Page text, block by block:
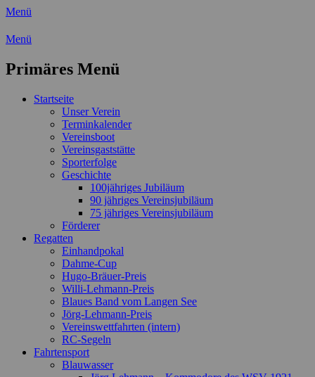
Menü
Wassersport-Verein 1921 e.V.
Freizeit mit der ganzen Familie
Menü
Primäres Menü
Zum
Startseite
Unser Verein
Terminkalender
Vereinsboot
Vereinsgaststätte
Sporterfolge
Geschichte
100jähriges Jubiläum
90 jähriges Vereinsjubiläum
75 jähriges Vereinsjubiläum
Förderer
Regatten
Einhandpokal
Dahme-Cup
Hugo-Bräuer-Preis
Willi-Lehmann-Preis
Blaues Band vom Langen See
Jörg-Lehmann-Preis
Vereinswettfahrten (intern)
RC-Segeln
Fahrtensport
Blauwasser